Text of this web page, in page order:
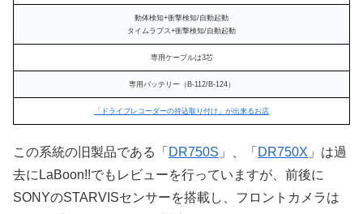
動体検知+衝撃検知/自動起動
タイムラプス+衝撃検知/自動起動
専用ケーブルは3芯
専用バッテリー（B-112/B-124）
「ドライブレコーダーの持込取り付け」が出来るお店
この系統の旧製品である「 DR750S 」、「 DR750X 」は過
去にLaBoon!!でもレビューを行っていますが、前後に
SONYのSTARVISセンサーを搭載し、フロントカメラは